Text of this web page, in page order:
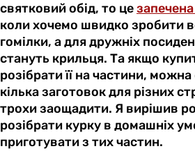
святковий обід, то це
коли хочемо швидко зробити
гомілки, а для дружніх
стануть крильця. Та якщо
розібрати її на частини,
кілька заготовок для різних
трохи заощадити. Я вирішив
розібрати курку в домашніх
приготувати з тих частин.